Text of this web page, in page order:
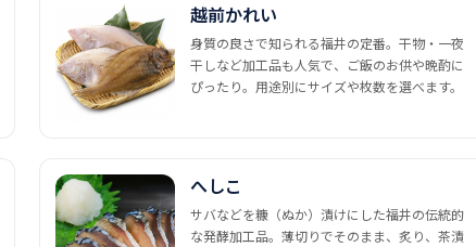
越前かれい
身質の良さで知られる福井の定番。干物・一夜
干しなど加工品も人気で、ご飯のお供や晩酌に
ぴったり。用途別にサイズや枚数を選べます。
へしこ
サバなどを糠（ぬか）漬けにした福井の伝統的
な発酵加工品。薄切りでそのまま、炙り、茶漬